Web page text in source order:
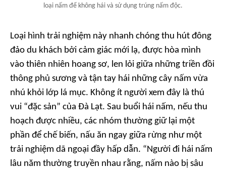
loại nấm để không hái và sử dụng trúng nấm độc.
Loại hình trải nghiệm này nhanh chóng thu hút đông
đảo du khách bởi cảm giác mới lạ, được hòa mình
vào thiên nhiên hoang sơ, len lỏi giữa những triền đồi
thông phủ sương và tận tay hái những cây nấm vừa
nhú khỏi lớp lá mục. Không ít người xem đây là thú
vui “đặc sản” của Đà Lạt. Sau buổi hái nấm, nếu thu
hoạch được nhiều, các nhóm thường giữ lại một
phần để chế biến, nấu ăn ngay giữa rừng như một
trải nghiệm dã ngoại đầy hấp dẫn. “Người đi hái nấm
lâu năm thường truyền nhau rằng, nấm nào bị sâu